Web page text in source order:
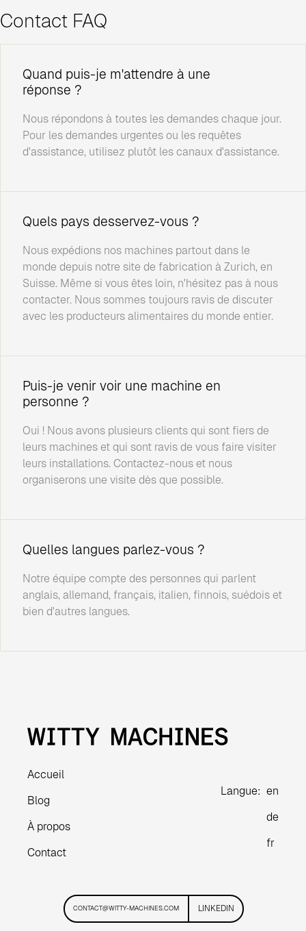
Contact FAQ
Quand puis-je m'attendre à une
réponse ?
Nous répondons à toutes les demandes chaque jour.
Pour les demandes urgentes ou les requêtes
d'assistance, utilisez plutôt les canaux d'assistance.
Quels pays desservez-vous ?
Nous expédions nos machines partout dans le
monde depuis notre site de fabrication à Zurich, en
Suisse. Même si vous êtes loin, n'hésitez pas à nous
contacter. Nous sommes toujours ravis de discuter
avec les producteurs alimentaires du monde entier.
Puis-je venir voir une machine en
personne ?
Oui ! Nous avons plusieurs clients qui sont fiers de
leurs machines et qui sont ravis de vous faire visiter
leurs installations. Contactez-nous et nous
organiserons une visite dès que possible.
Quelles langues parlez-vous ?
Notre équipe compte des personnes qui parlent
anglais, allemand, français, italien, finnois, suédois et
bien d'autres langues.
Accueil
Blog
À propos
Contact
Langue: en
de
fr
CONTACT@WITTY-MACHINES.COM LINKEDIN